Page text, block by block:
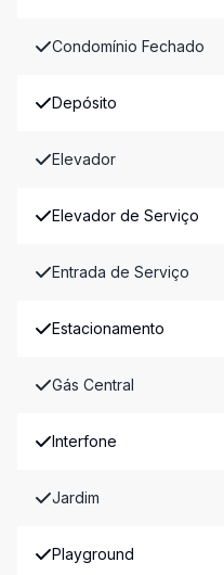
Condomínio Fechado
Depósito
Elevador
Elevador de Serviço
Entrada de Serviço
Estacionamento
Gás Central
Interfone
Jardim
Playground